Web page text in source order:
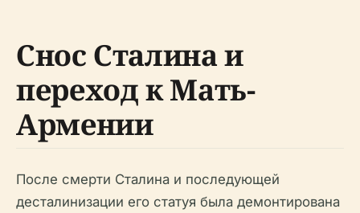
Снос Сталина и
переход к Мать-
Армении
После смерти Сталина и последующей
десталинизации его статуя была демонтирована